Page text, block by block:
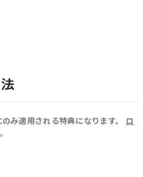
み適用される特典になります。 ロ